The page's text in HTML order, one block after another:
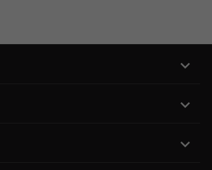


